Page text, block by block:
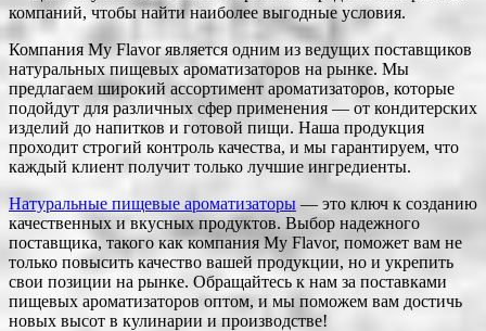
компаний, чтобы найти наиболее выгодные условия.
Компания My Flavor является одним из ведущих поставщиков
натуральных пищевых ароматизаторов на рынке. Мы
предлагаем широкий ассортимент ароматизаторов, которые
подойдут для различных сфер применения — от кондитерских
изделий до напитков и готовой пищи. Наша продукция
проходит строгий контроль качества, и мы гарантируем, что
каждый клиент получит только лучшие ингредиенты.
Натуральные пищевые ароматизаторы— это ключ к созданию
качественных и вкусных продуктов. Выбор надежного
поставщика, такого как компания My Flavor, поможет вам не
только повысить качество вашей продукции, но и укрепить
свои позиции на рынке. Обращайтесь к нам за поставками
пищевых ароматизаторов оптом, и мы поможем вам достичь
новых высот в кулинарии и производстве!